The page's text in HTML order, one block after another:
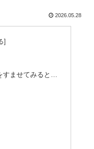
2026.05.28
すませてみると…